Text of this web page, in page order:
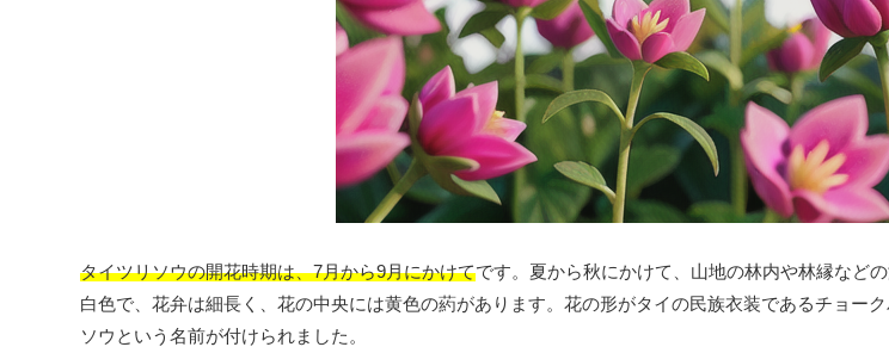
タイツリソウの開花時期は、7月から9月にかけてです。夏から秋にかけて、山地の林内や林縁など
白色で、花弁は細長く、花の中央には黄色の葯があります。花の形がタイの民族衣装であるチョー
ソウという名前が付けられました。